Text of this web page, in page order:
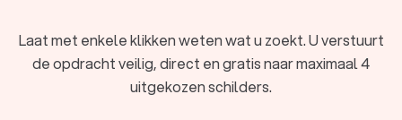
Laat met enkele klikken weten wat u zoekt. U verstuurt
de opdracht veilig, direct en gratis naar maximaal 4
uitgekozen schilders.